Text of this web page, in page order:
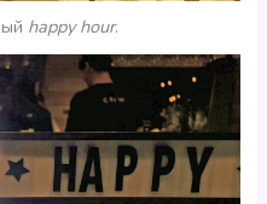
happy hour.